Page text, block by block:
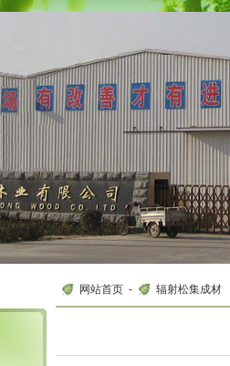
网站首页 - 辐射松集成材